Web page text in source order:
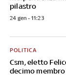
pilastro
24 gen - 11:23
Csm, eletto
decimo
POLITICA